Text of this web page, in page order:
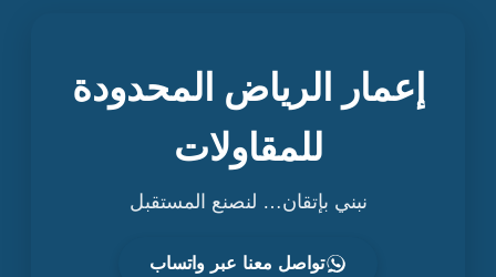
إعمار الرياض المحدودة
للمقاولات
نبني بإتقان… لنصنع المستقبل
تواصل معنا عبر واتساب